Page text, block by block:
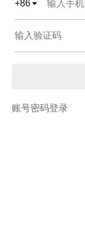
+86
账号密码登录